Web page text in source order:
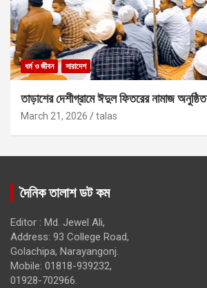
ধর্ম ও জীবন সারাদেশ
তাড়াশের দেশীগ্রামে ঈদুল ফিতরের নামাজ অনুষ্ঠিত
March 21, 2026 talas
দৈনিক তালাশ ডট কম
Editor : Md. Jewel Ali,
Address: 93 College Road,
Golachipa, Narayangonj.
Mobile: 01818-939232,
01928-702966.